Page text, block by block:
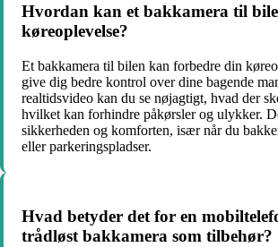
Hvordan kan et bakkamera til
køreoplevelse?
Et bakkamera til bilen kan forbedre din
give dig bedre kontrol over dine bagende
realtidsvideo kan du se nøjagtigt, hvad der
hvilket kan forhindre påkørsler og ulykker.
sikkerheden og komforten, især når du
eller parkeringspladser.
Hvad betyder det for en
trådløst bakkamera som tilbehør?